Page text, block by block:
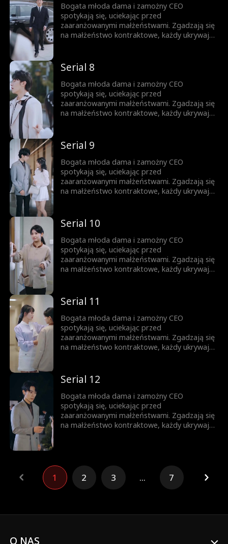
Bogata młoda dama i zamożny CEO
spotykają się, uciekając przed
zaaranżowanymi małżeństwami. Zgadzają się
na małżeństwo kontraktowe, każdy ukrywając
stopniowo rodzi się między nimi miłość.
Serial 8
Bogata młoda dama i zamożny CEO
spotykają się, uciekając przed
zaaranżowanymi małżeństwami. Zgadzają się
na małżeństwo kontraktowe, każdy ukrywając
stopniowo rodzi się między nimi miłość.
Serial 9
Bogata młoda dama i zamożny CEO
spotykają się, uciekając przed
zaaranżowanymi małżeństwami. Zgadzają się
na małżeństwo kontraktowe, każdy ukrywając
stopniowo rodzi się między nimi miłość.
Serial 10
Bogata młoda dama i zamożny CEO
spotykają się, uciekając przed
zaaranżowanymi małżeństwami. Zgadzają się
na małżeństwo kontraktowe, każdy ukrywając
stopniowo rodzi się między nimi miłość.
Serial 11
Bogata młoda dama i zamożny CEO
spotykają się, uciekając przed
zaaranżowanymi małżeństwami. Zgadzają się
na małżeństwo kontraktowe, każdy ukrywając
stopniowo rodzi się między nimi miłość.
Serial 12
Bogata młoda dama i zamożny CEO
spotykają się, uciekając przed
zaaranżowanymi małżeństwami. Zgadzają się
na małżeństwo kontraktowe, każdy ukrywając
1 2 3 ... 7
O NAS